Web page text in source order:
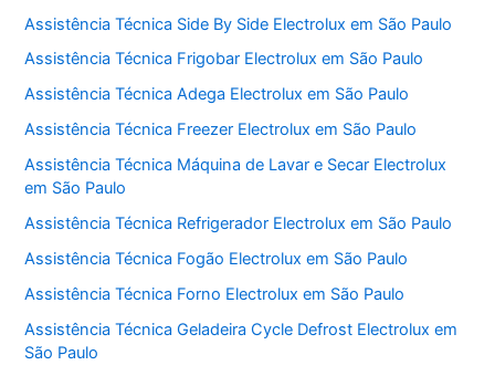
Assistência Técnica Side By Side Electrolux em São Paulo
Assistência Técnica Frigobar Electrolux em São Paulo
Assistência Técnica Adega Electrolux em São Paulo
Assistência Técnica Freezer Electrolux em São Paulo
Assistência Técnica Máquina de Lavar e Secar Electrolux
em São Paulo
Assistência Técnica Refrigerador Electrolux em São Paulo
Assistência Técnica Fogão Electrolux em São Paulo
Assistência Técnica Forno Electrolux em São Paulo
Assistência Técnica Geladeira Cycle Defrost Electrolux em
São Paulo